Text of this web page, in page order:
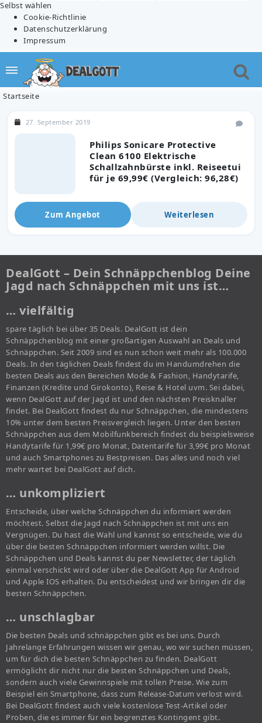
Selbst wählen
Cookie-Richtlinie
Datenschutzerklärung
Impressum
Startseite
Philips Sonicare Protective
Clean 6100 Elektrische
Schallzahnbürste inkl. Reiseetui
für je 69,99€ (Vergleich: 96,28€)
27. September 2019
Zum Angebot Weiterlesen
DealGott – Dein Schnäppchenblog Deine
Jagd nach Schnäppchen mit uns ist…
… vielfältig
spare täglich bei über 35 Deals. DealGott ist dein
Schnäppchenblog mit einer großartigen Auswahl an Deals und
Schnäppchen. Seit 2009 sind es nun schon weit mehr als 100.000
Deals. In den täglichen Deals findest du im Handumdrehen die
besten Deals aus den Bereichen Mode & Fashion, Handytarife,
Finanzen (Kredite und Girokonto), Reise & Hotel uvm. Sei dabei,
wenn DealGott auf der Jagd ist und den nächsten Preisknaller
findet. Bei DealGott findest du nur Schnäppchen, die mindestens
10% unter dem besten Preisvergleich liegen. Unter den besten
Schnäppchen aus dem Mobilfunkbereich findest du beispielsweise
Handytarife für 1,99€ pro Monat, Datentarife für 3,99€ pro Monat
und auch Smartphones zu Bestpreisen. Das alles und noch viel
mehr wartet bei DealGott auf dich.
… unkompliziert
Entscheide, über welche Schnäppchen du informiert werden
möchtest. Selbst die Jagd nach Schnäppchen ist mit uns ein
Vergnügen. Du hast die Wahl und kannst so entscheide, wie du
über die besten Schnäppchen informiert werden willst. Die
Schnäppchen und Deals kannst du per Newsletter, der täglich
einmal verschickt wird oder über die DealGott App für Android
und Apple IOS erhalten. Du entscheidest und wir bringen dir die
besten Schnäppchen.
… unschlagbar
Die besten Deals und schnäppchen gibt es bei uns. Durch
Jahrelange Erfahrungen wissen wir genau, wo wir suchen müssen,
um für dich die besten Schnäppchen zu finden. DealGott
ermöglicht dir nicht nur die besten Schnäppchen und Deals,
sondern auch viele Gewinnspiele mit tollen Preise. Wie zum
Beispiel ein Smartphone, dass zum Release-Datum verlost wird.
Bei DealGott findest auch viele kostenlose Test-Artikel oder
Proben, die es immer für ein begrenztes Kontingent gibt.